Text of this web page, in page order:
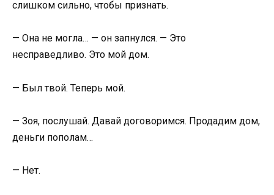
слишком сильно, чтобы признать.
— Она не могла… — он запнулся. — Это
несправедливо. Это мой дом.
— Был твой. Теперь мой.
— Зоя, послушай. Давай договоримся. Продадим дом,
деньги пополам…
— Нет.